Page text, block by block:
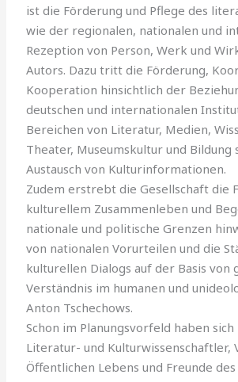
ist die Förderung und Pflege des
wie der regionalen, nationalen und
Rezeption von Person, Werk und
Autors. Dazu tritt die Förderung,
Kooperation hinsichtlich der
deutschen und internationalen
Bereichen von Literatur, Medien,
Theater, Museumskultur und Bildung
Austausch von Kulturinformationen.
Zudem erstrebt die Gesellschaft die
kulturellem Zusammenleben und
nationale und politische Grenzen
von nationalen Vorurteilen und die
kulturellen Dialogs auf der Basis von
Verständnis im humanen und
Anton Tschechows.
Schon im Planungsvorfeld haben
Literatur- und Kulturwissenschaftler,
Öffentlichen Lebens und Freunde